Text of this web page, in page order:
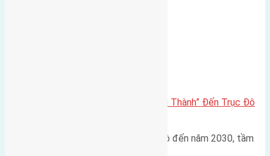
Đông Anh 2026: Từ “Huyện Ngoại Thành” Đến Trục Đô
Trong bối cảnh Quy hoạch Thủ đô đến năm 2030, tầm